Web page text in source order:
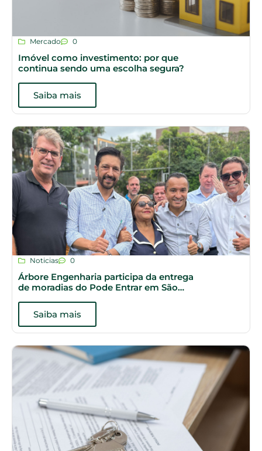
Mercado 0
Imóvel como investimento: por que
continua sendo uma escolha segura?
Saiba mais
Noticias 0
Árbore Engenharia participa da entrega
de moradias do Pode Entrar em São
Saiba mais